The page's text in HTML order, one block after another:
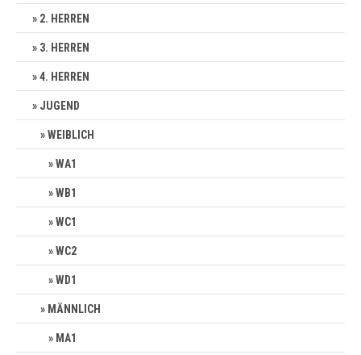
2. HERREN
3. HERREN
4. HERREN
JUGEND
WEIBLICH
WA1
WB1
WC1
WC2
WD1
MÄNNLICH
MA1